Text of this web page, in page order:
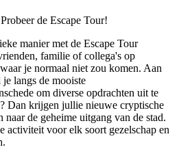
manier met de Escape Tour
familie of collega's op
je normaal niet zou komen. Aan
langs de mooiste
om diverse opdrachten uit te
Dan krijgen jullie nieuwe cryptische
de geheime uitgang van de stad.
activiteit voor elk soort gezelschap en